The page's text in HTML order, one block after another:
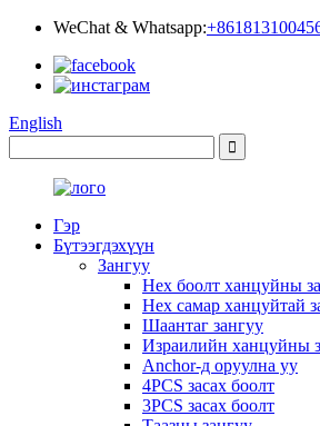
WeChat & Whatsapp:
English
Гэр
Бүтээгдэхүүн
Зангуу
Hex боолт ханцуйны
Hex самар ханцуйтай
Шаантаг зангуу
Израилийн ханцуйны
Anchor-д оруулна уу
4PCS засах боолт
3PCS засах боолт